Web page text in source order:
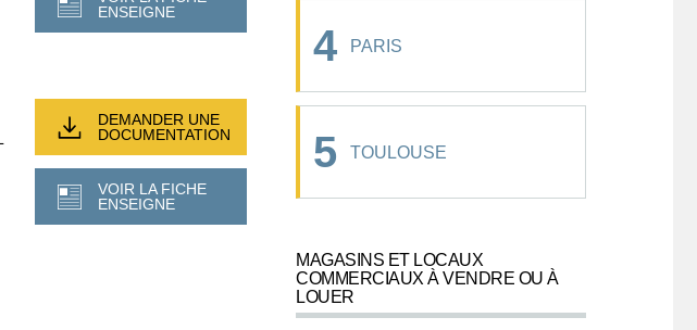
ENSEIGNE
DEMANDER UNE
DOCUMENTATION
VOIR LA FICHE
ENSEIGNE
4 PARIS
5 TOULOUSE
MAGASINS ET LOCAUX
COMMERCIAUX À VENDRE OU À
LOUER